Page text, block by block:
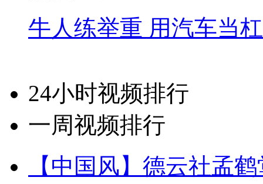
牛人练举重 用汽车当
24小时视频排行
一周视频排行
【中国风】德云社孟